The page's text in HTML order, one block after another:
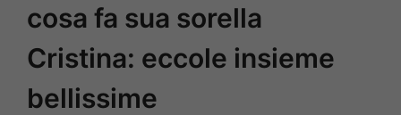
cosa fa sua sorella
Cristina: eccole insieme
bellissime